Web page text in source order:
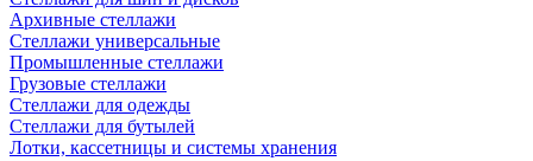
Архивные стеллажи
Стеллажи универсальные
Промышленные стеллажи
Грузовые стеллажи
Стеллажи для одежды
Стеллажи для бутылей
Лотки, кассетницы и системы хранения